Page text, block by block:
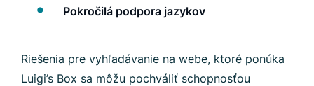
Pokročilá podpora jazykov
Riešenia pre vyhľadávanie na webe, ktoré ponúka
Luigi’s Box sa môžu pochváliť schopnosťou